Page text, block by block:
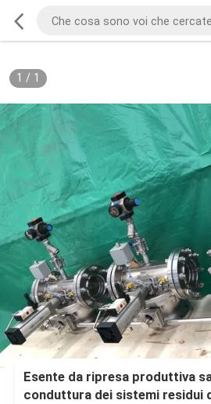
1 / 1
Esente da ripresa produttiva
conduttura dei sistemi residui